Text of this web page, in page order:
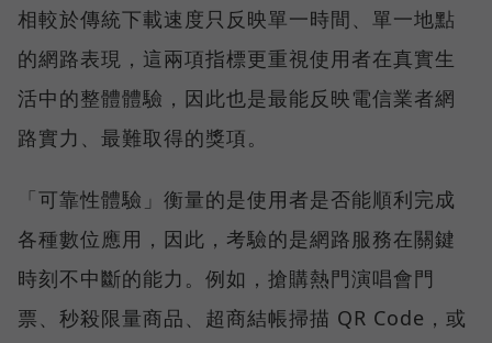
相較於傳統下載速度只反映單一時間、單一地點
的網路表現，這兩項指標更重視使用者在真實生
活中的整體體驗，因此也是最能反映電信業者網
路實力、最難取得的獎項。
「可靠性體驗」衡量的是使用者是否能順利完成
各種數位應用，因此，考驗的是網路服務在關鍵
時刻不中斷的能力。例如，搶購熱門演唱會門
票、秒殺限量商品、超商結帳掃描 QR Code，或